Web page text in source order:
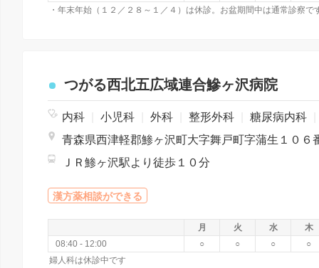
つがる西北五広域連合鰺ヶ沢病院
内科 小児科 外科 整形外科 糖尿病内科
ＪＲ鯵ヶ沢駅より徒歩１０分
漢方薬相談ができる
月 火 水
木
08:40 - 12:00
○ ○ ○
○
婦人科は休診中です